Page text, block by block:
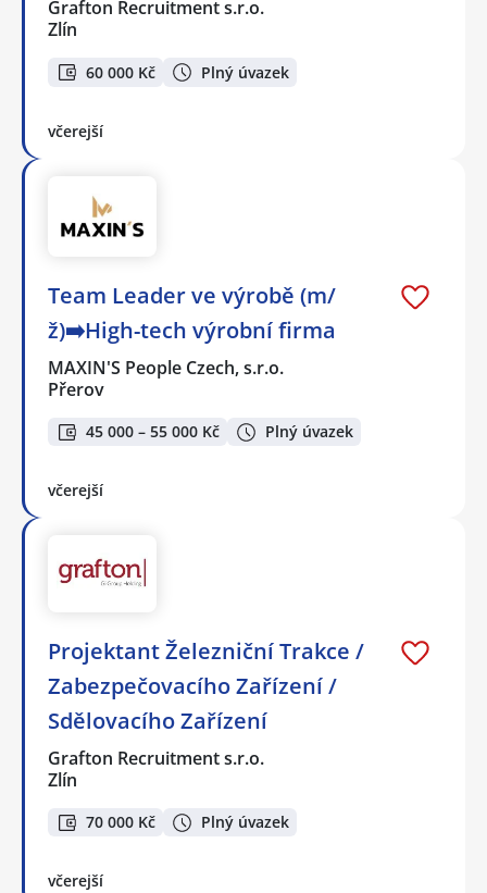
Grafton Recruitment s.r.o.
Zlín
60 000 Kč Plný úvazek
včerejší
Team Leader ve výrobě (m/
ž)➡️High-tech výrobní firma
MAXIN'S People Czech, s.r.o.
Přerov
45 000 – 55 000 Kč Plný úvazek
včerejší
Projektant Železniční Trakce /
Zabezpečovacího Zařízení /
Sdělovacího Zařízení
Grafton Recruitment s.r.o.
Zlín
70 000 Kč Plný úvazek
včerejší